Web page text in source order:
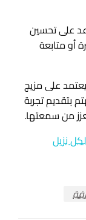
على تحسين
أو متابعة
على مزيج
بتقديم تجربة
من سمعتها.
نزيل